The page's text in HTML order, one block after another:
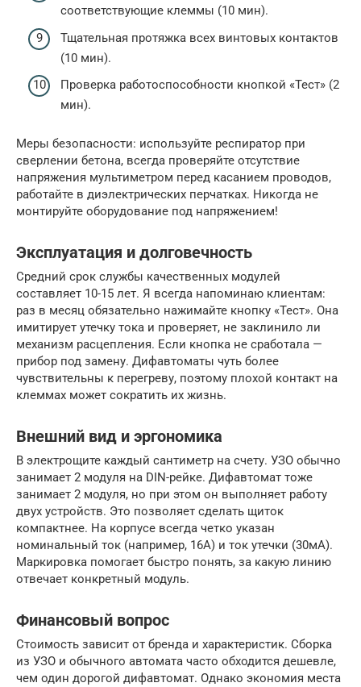
соответствующие клеммы (10 мин).
Тщательная протяжка всех винтовых контактов
(10 мин).
Проверка работоспособности кнопкой «Тест» (2
мин).
Меры безопасности: используйте респиратор при
сверлении бетона, всегда проверяйте отсутствие
напряжения мультиметром перед касанием проводов,
работайте в диэлектрических перчатках. Никогда не
монтируйте оборудование под напряжением!
Эксплуатация и долговечность
Средний срок службы качественных модулей
составляет 10-15 лет. Я всегда напоминаю клиентам:
раз в месяц обязательно нажимайте кнопку «Тест». Она
имитирует утечку тока и проверяет, не заклинило ли
механизм расцепления. Если кнопка не сработала —
прибор под замену. Дифавтоматы чуть более
чувствительны к перегреву, поэтому плохой контакт на
клеммах может сократить их жизнь.
Внешний вид и эргономика
В электрощите каждый сантиметр на счету. УЗО обычно
занимает 2 модуля на DIN-рейке. Дифавтомат тоже
занимает 2 модуля, но при этом он выполняет работу
двух устройств. Это позволяет сделать щиток
компактнее. На корпусе всегда четко указан
номинальный ток (например, 16А) и ток утечки (30мА).
Маркировка помогает быстро понять, за какую линию
отвечает конкретный модуль.
Финансовый вопрос
Стоимость зависит от бренда и характеристик. Сборка
из УЗО и обычного автомата часто обходится дешевле,
чем один дорогой дифавтомат. Однако экономия места